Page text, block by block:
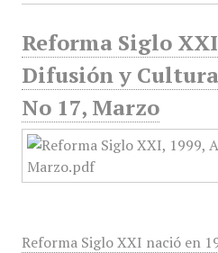
Reforma Siglo
Difusión y
No 17, Marzo
Reforma Siglo XXI nació en